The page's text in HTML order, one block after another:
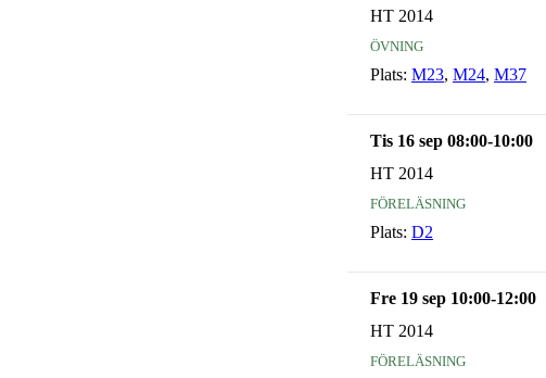
HT 2014
övning
Plats: M23, M24, M37
Tis 16 sep 08:00-10:00
HT 2014
föreläsning
Plats: D2
Fre 19 sep 10:00-12:00
HT 2014
föreläsning